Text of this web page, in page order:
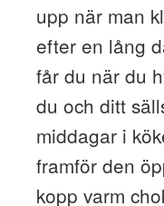
upp när man
efter en lång
får du när du
du och ditt
middagar i
framför den
kopp varm